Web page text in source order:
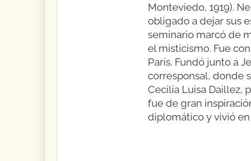
Monteviedo, 1919).
obligado a dejar sus
seminario marcó de
el misticismo. Fue
París. Fundó junto a
corresponsal, donde
Cecilia Luisa Daillez,
fue de gran
diplomático y vivió en